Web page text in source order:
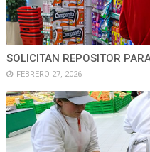
SOLICITAN REPOSITOR
FEBRERO 27, 2026